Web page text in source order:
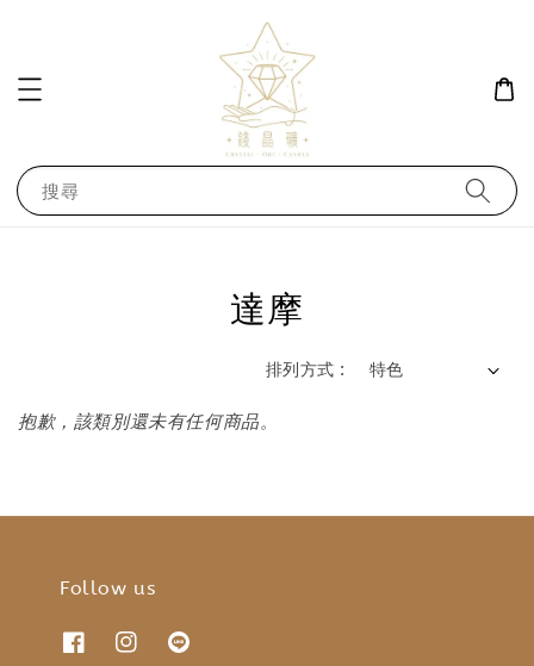
搜尋
達摩
排列方式 :
抱歉，該類別還未有任何商品。
Follow us